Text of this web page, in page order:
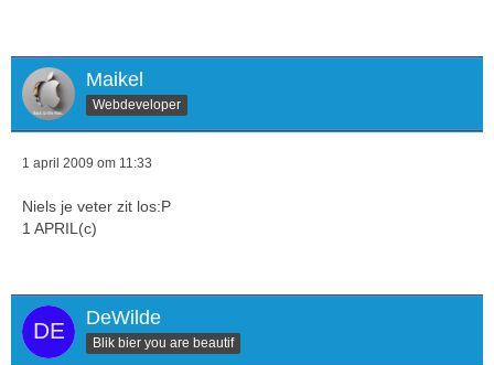
Maikel
Webdeveloper
1 april 2009 om 11:33
Niels je veter zit los:P
1 APRIL(c)
DeWilde
Blik bier you are beautif